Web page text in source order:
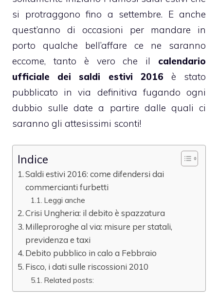
si protraggono fino a settembre. E anche
quest’anno di occasioni per mandare in
porto qualche bell’affare ce ne saranno
eccome, tanto è vero che il calendario
ufficiale dei saldi estivi 2016 è stato
pubblicato in via definitiva fugando ogni
dubbio sulle date a partire dalle quali ci
saranno gli attesissimi sconti!
Indice
Saldi estivi 2016: come difendersi dai
commercianti furbetti
Leggi anche
Crisi Ungheria: il debito è spazzatura
Milleproroghe al via: misure per statali,
previdenza e taxi
Debito pubblico in calo a Febbraio
Fisco, i dati sulle riscossioni 2010
Related posts: